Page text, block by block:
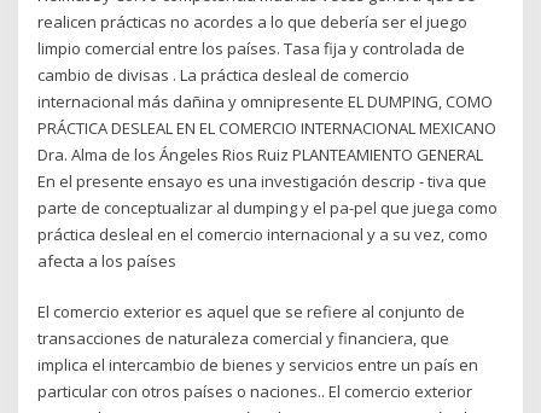
realicen prácticas no acordes a lo que debería ser el juego
limpio comercial entre los países. Tasa fija y controlada de
cambio de divisas . La práctica desleal de comercio
internacional más dañina y omnipresente EL DUMPING, COMO
PRÁCTICA DESLEAL EN EL COMERCIO INTERNACIONAL MEXICANO
Dra. Alma de los Ángeles Rios Ruiz PLANTEAMIENTO GENERAL
En el presente ensayo es una investigación descrip - tiva que
parte de conceptualizar al dumping y el pa-pel que juega como
práctica desleal en el comercio internacional y a su vez, como
afecta a los países
El comercio exterior es aquel que se refiere al conjunto de
transacciones de naturaleza comercial y financiera, que
implica el intercambio de bienes y servicios entre un país en
particular con otros países o naciones.. El comercio exterior